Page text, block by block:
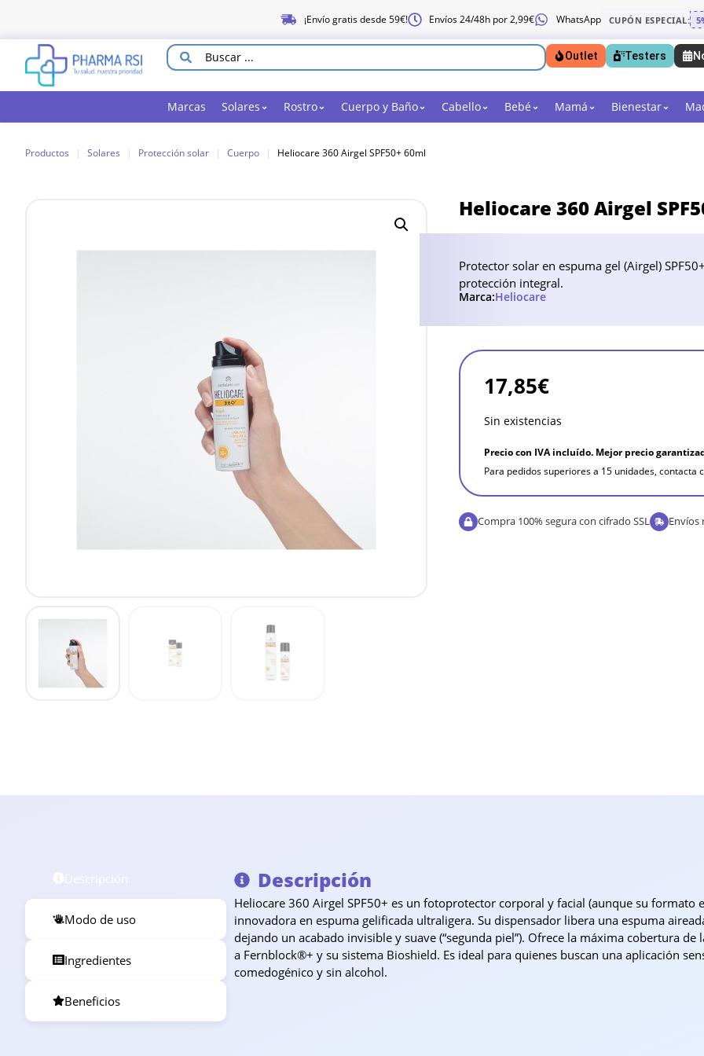
¡Envío gratis desde 59€! Envíos 24/48h por 2,99€ WhatsApp CUPÓN ESPECIAL:
Outlet Testers
Marcas Solares Rostro Cuerpo y Baño Cabello Bebé Mamá Bienestar
Productos | Solares | Protección solar | Cuerpo | Heliocare 360 Airgel SPF50+ 60ml
Heliocare 360 Airgel
Protector solar en espuma gel (Airgel)
protección integral.
Marca:Heliocare
17,85€
Sin existencias
Precio con IVA incluído. Mejor precio
Para pedidos superiores a 15 unidades, contacta
Compra 100% segura con cifrado SSL Envíos
Modo de uso
Ingredientes
Beneficios
Descripción
Heliocare 360 Airgel SPF50+ es un fotoprotector corporal y facial (aunque su formato
innovadora en espuma gelificada ultraligera. Su dispensador libera una espuma
dejando un acabado invisible y suave (“segunda piel”). Ofrece la máxima cobertura
a Fernblock®+ y su sistema Bioshield. Es ideal para quienes buscan una aplicación
comedogénico y sin alcohol.